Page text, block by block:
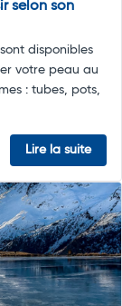
selon son
disponibles
votre peau au
: tubes, pots,
Lire la suite